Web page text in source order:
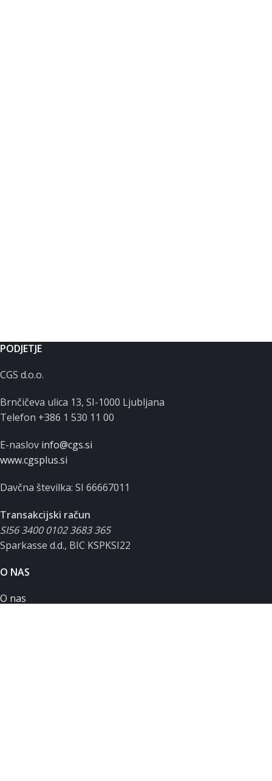
PODJETJE
CGS d.o.o.
Brnčičeva ulica 13, SI-1000 Ljubljana
Telefon +386 1 530 11 00
E-naslov info@cgs.si
www.cgsplus.si
Davčna številka: SI 66667011
Transakcijski račun
SI56 3400 0102 3683 365
Sparkasse d.d., BIC KSPKSI22
O NAS
O nas